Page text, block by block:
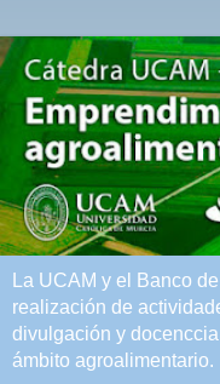
La UCAM y el Banco
realización de
divulgación y
ámbito agroalimentario.